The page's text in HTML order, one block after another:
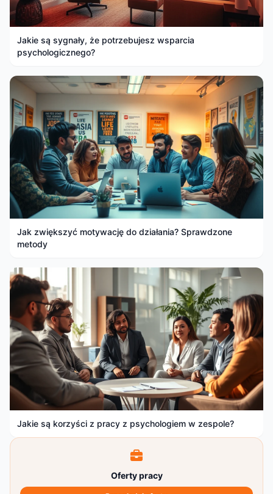
Jakie są sygnały, że potrzebujesz wsparcia
psychologicznego?
Jak zwiększyć motywację do działania? Sprawdzone
metody
Jakie są korzyści z pracy z psychologiem w zespole?
Oferty pracy